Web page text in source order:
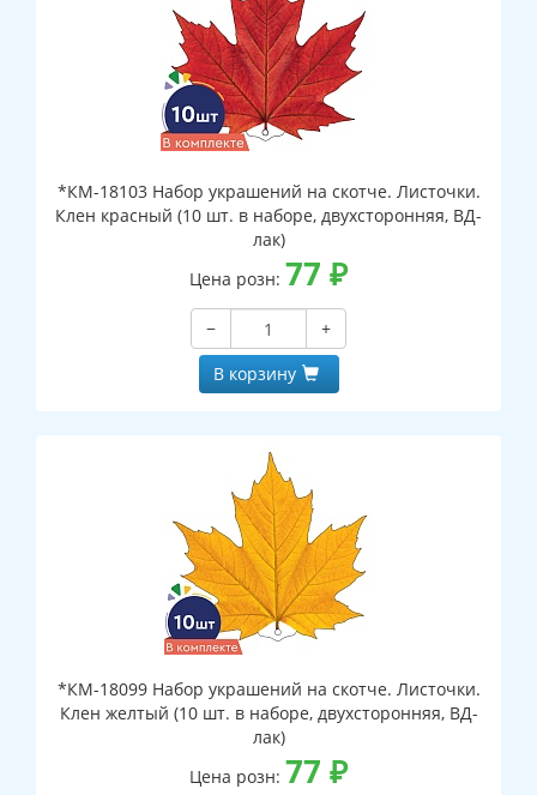
*КМ-18103 Набор украшений на скотче. Листочки.
Клен красный (10 шт. в наборе, двухсторонняя, ВД-
лак)
Цена розн: 77 ₽
−
+
В корзину
*КМ-18099 Набор украшений на скотче. Листочки.
Клен желтый (10 шт. в наборе, двухсторонняя, ВД-
лак)
Цена розн: 77 ₽